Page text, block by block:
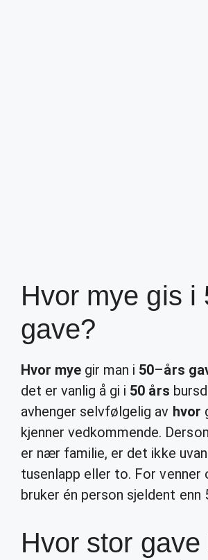
Hvor mye gis i
gave?
Hvor mye gir man i 50–års
det er vanlig å gi i 50 års
avhenger selvfølgelig av hvor
kjenner vedkommende.
er nær familie, er det ikke
tusenlapp eller to. For venner
bruker én person sjeldent enn
Hvor stor gave